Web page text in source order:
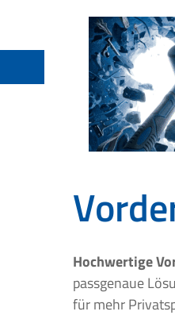
Hochwertige
passgenaue
für mehr